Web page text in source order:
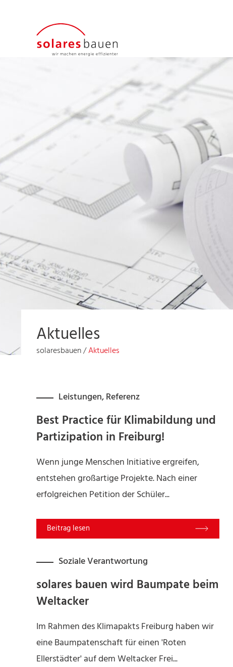
Aktuelles
solaresbauen/Aktuelles
Leistungen,Referenz
Best Practice für Klimabildung und
Partizipation in Freiburg!
Wenn junge Menschen Initiative ergreifen,
entstehen großartige Projekte. Nach einer
erfolgreichen Petition der Schüler...
Soziale Verantwortung
solares bauen wird Baumpate beim
Weltacker
Im Rahmen des Klimapakts Freiburg haben wir
eine Baumpatenschaft für einen 'Roten
Ellerstädter' auf dem Weltacker Frei...